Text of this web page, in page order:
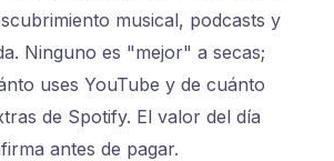
musical, podcasts y
Ninguno es "mejor" a secas;
uses YouTube y de cuánto
de Spotify. El valor del día
antes de pagar.